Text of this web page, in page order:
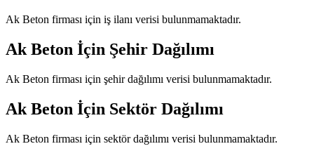
Ak Beton firması için iş ilanı verisi bulunmamaktadır.
Ak Beton İçin Şehir Dağılımı
Ak Beton firması için şehir dağılımı verisi bulunmamaktadır.
Ak Beton İçin Sektör Dağılımı
Ak Beton firması için sektör dağılımı verisi bulunmamaktadır.